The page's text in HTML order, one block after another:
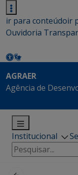
ir para conteúdoir
Ouvidoria
AGRAER
Agência de
Institucional
Pesquisar
por: